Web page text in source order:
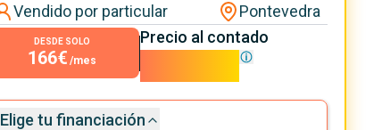
Vendido por particular
Pontevedra
DESDE SOLO
166€ /mes
Precio al contado
15.000€
Elige tu financiación